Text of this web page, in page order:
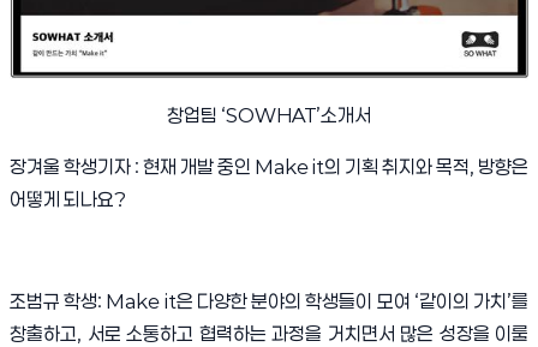
창업팀 ‘SOWHAT’소개서
장겨울 학생기자 : 현재 개발 중인 Make it의 기획 취지와 목적, 방향은
어떻게 되나요?
조범규 학생: Make it은 다양한 분야의 학생들이 모여 ‘같이의 가치 ’를
창출하고, 서로 소통하고 협력하는 과정을 거치면서 많은 성장을 이룰